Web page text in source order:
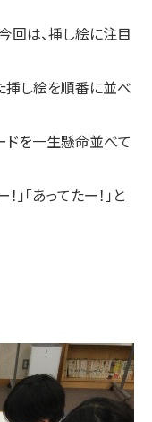
回は、挿し絵に注目
挿し絵を順番に並べ
ドを一生懸命並べて
」「あってたー！」と